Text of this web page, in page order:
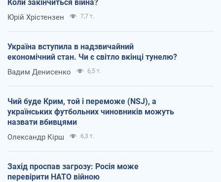
Коли закінчиться війна?
Юрій Хрістензен 7,7 т.
Україна вступила в надзвичайний
економічний стан. Чи є світло вкінці тунелю?
Вадим Денисенко 6,5 т.
Чий буде Крим, той і переможе (NSJ), а
українських футбольних чиновників можуть
назвати вбивцями
Олександр Кірш 6,3 т.
Захід проспав загрозу: Росія може
перевірити НАТО війною